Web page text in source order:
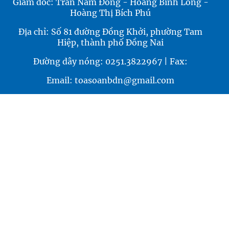
Giám đốc: Trần Nam Đông - Hoàng Bình Long -
Hoàng Thị Bích Phú
Địa chỉ: Số 81 đường Đồng Khởi, phường Tam
Hiệp, thành phố Đồng Nai
Đường dây nóng: 0251.3822967 | Fax:
Email: toasoanbdn@gmail.com